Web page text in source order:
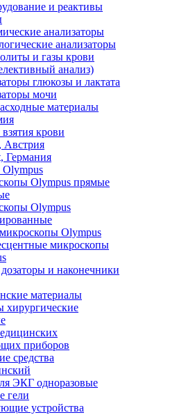
и реактивы
анализаторы
анализаторы
и газы крови
анализ)
глюкозы и лактата
мочи
материалы
крови
Австрия
Германия
Olympus прямые
Olympus
Olympus
микроскопы
и наконечники
материалы
хирургические
приборов
средства
ЭКГ одноразовые
гели
устройства